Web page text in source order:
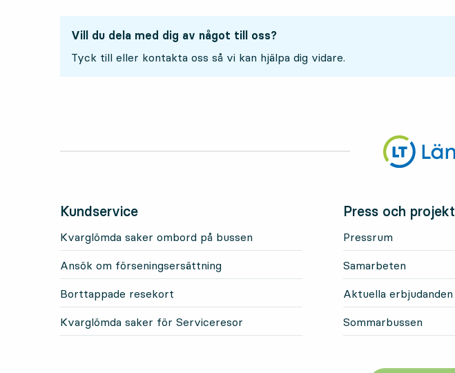
Vill du dela med dig av något till oss?
Tyck till eller kontakta oss så vi kan hjälpa dig vidare.
Kundservice
Kvarglömda saker ombord på bussen
Ansök om förseningsersättning
Borttappade resekort
Kvarglömda saker för Serviceresor
Press och projekt
Pressrum
Samarbeten
Aktuella erbjudanden
Sommarbussen